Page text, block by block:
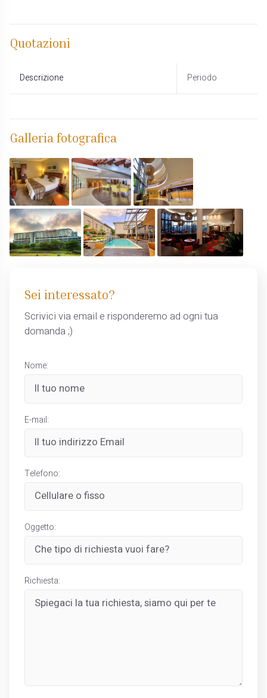
Quotazioni
Descrizione Periodo
Galleria fotografica
Sei interessato?
Scrivici via email e risponderemo ad ogni tua
domanda ;)
Nome:
E-mail:
Telefono:
Oggetto:
Richiesta: